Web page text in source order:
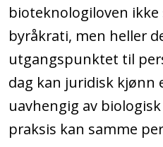
bioteknologiloven ikke
byråkrati, men heller
utgangspunktet til
dag kan juridisk kjønn
uavhengig av
praksis kan samme